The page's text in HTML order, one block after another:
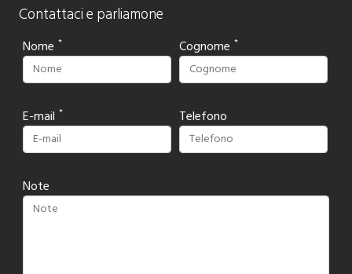
Contattaci e parliamone
Nome Cognome
E-mail Telefono
Note